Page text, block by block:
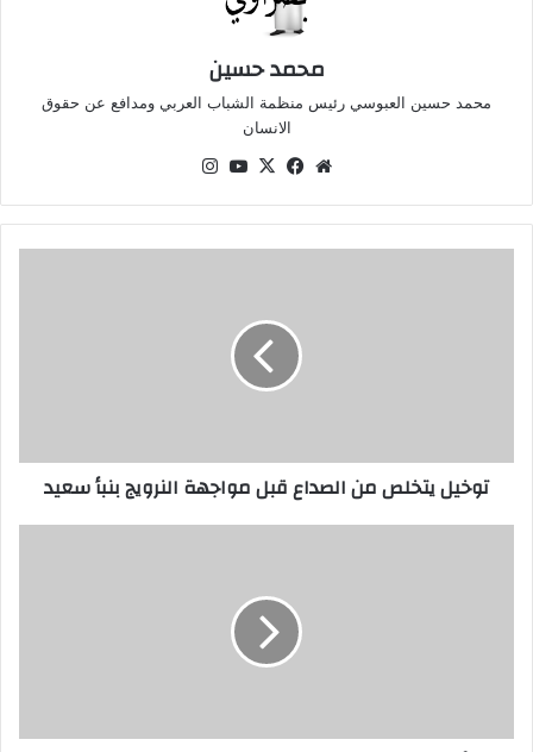
محمد حسين
محمد حسين العبوسي رئيس منظمة الشباب العربي ومدافع عن حقوق
الانسان
موقعفيسبوك
‫X
‫YouTube
سعيد
توخيل يتخلص من الصداع قبل مواجهة النرويج بنبأ سعيد
وتخريب